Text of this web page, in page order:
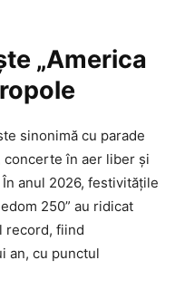
„America
sinonimă cu parade
în aer liber și
anul 2026, festivitățile
250” au ridicat
record, fiind
an, cu punctul